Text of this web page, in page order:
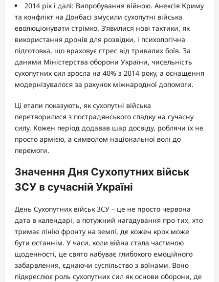
2014 рік і далі: Випробування війною. Анексія Криму
та конфлікт на Донбасі змусили сухопутні війська
еволюціонувати стрімко. З’явилися нові тактики, як
використання дронів для розвідки, і психологічна
підготовка, що враховує стрес від тривалих боїв. За
даними Міністерства оборони України, чисельність
сухопутних сил зросла на 40% з 2014 року, а оснащення
модернізувалося за рахунок міжнародної допомоги.
Ці етапи показують, як сухопутні війська
перетворилися з пострадянського спадку на сучасну
силу. Кожен період додавав шар досвіду, роблячи їх не
просто армією, а символом національної волі до
перемоги.
Значення Дня Сухопутних військ
ЗСУ в сучасній Україні
День Сухопутних військ ЗСУ – це не просто червона
дата в календарі, а потужний нагадування про тих, хто
тримає лінію фронту на землі, де кожен крок може
бути останнім. У часи, коли війна стала частиною
щоденності, це свято набуває глибокого емоційного
забарвлення, єднаючи суспільство з воїнами. Воно
підкреслює роль сухопутних сил як основи оборони, де